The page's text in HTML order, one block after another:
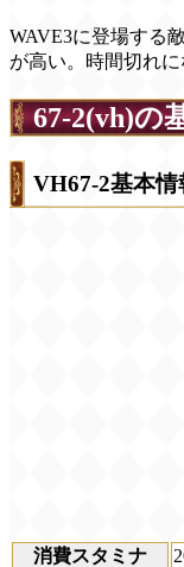
WAVE3に登場する
が高い。時間切れ
67-2(vh)の
VH67-2基本情
消費スタミナ